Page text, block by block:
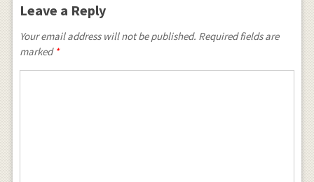
Leave a Reply
Your email address will not be published. Required fields are
marked *